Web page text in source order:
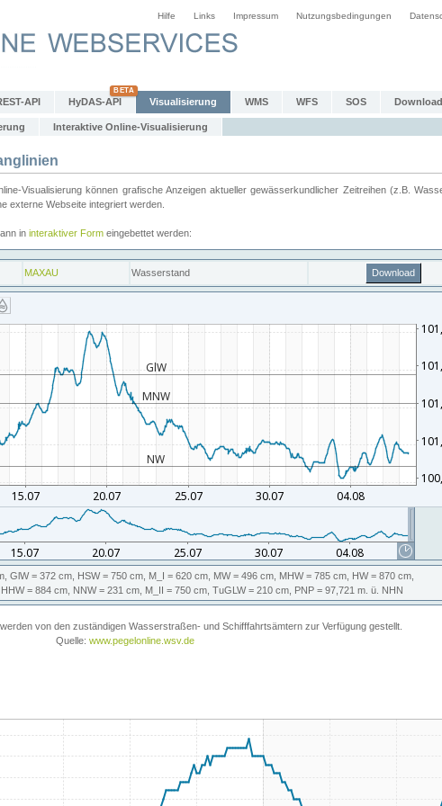
Hilfe Links Impressum Nutzungsbedingungen
API HyDAS-API Visualisierung WMS WFS SOS
Interaktive Online-Visualisierung
Visualisierung können grafische Anzeigen aktueller gewässerkundlicher Zeitreihen (z.B.
externe Webseite integriert werden.
in interaktiver Form eingebettet werden: